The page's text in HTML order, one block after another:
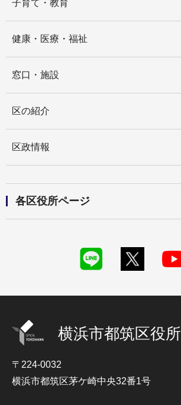
子育て・教育
健康・医療・福祉
窓口・施設
区の紹介
区政情報
各区役所ページ
横浜市都筑区役所
〒224-0032
横浜市都筑区茅ケ崎中央32番1号